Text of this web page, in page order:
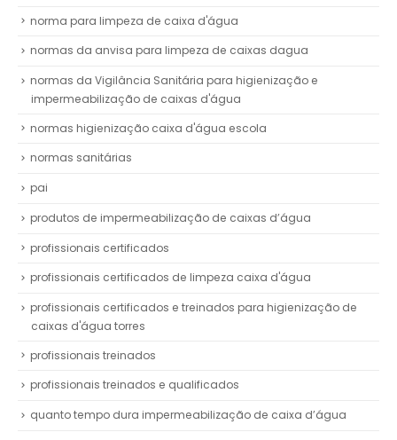
norma para limpeza de caixa d'água
normas da anvisa para limpeza de caixas dagua
normas da Vigilância Sanitária para higienização e
impermeabilização de caixas d'água
normas higienização caixa d'água escola
normas sanitárias
pai
produtos de impermeabilização de caixas d’água
profissionais certificados
profissionais certificados de limpeza caixa d'água
profissionais certificados e treinados para higienização de
caixas d'água torres
profissionais treinados
profissionais treinados e qualificados
quanto tempo dura impermeabilização de caixa d’água